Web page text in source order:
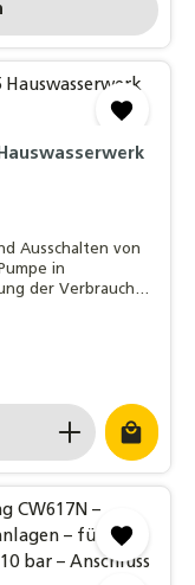
Ausschalten von
in
der Verbraucher,
Wert